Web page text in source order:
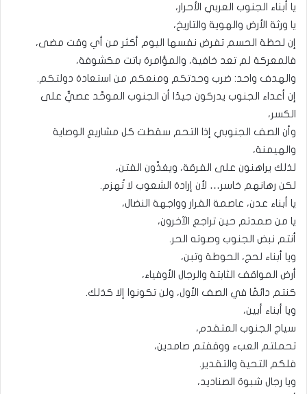
يا أبناء الجنوب العربي الأحرار،
يا ورثة الأرض والهوية والتاريخ،
إن لحظة الحسم تفرض نفسها اليوم أكثر من أي وقت مضى،
فالمعركة لم تعد خافية، والمؤامرة باتت مكشوفة،
والهدف واحد: ضرب وحدتكم ومنعكم من استعادة دولتكم.
إن أعداء الجنوب يدركون جيدًا أن الجنوب الموحَّد عصيٌّ على
الكسر،
وأن الصف الجنوبي إذا التحم سقطت كل مشاريع الوصاية
والهيمنة،
لذلك يراهنون على الفرقة، ويغذّون الفتن،
لكن رهانهم خاسر… لأن إرادة الشعوب لا تُهزم.
يا أبناء عدن، عاصمة القرار وواجهة النضال،
يا من صمدتم حين تراجع الآخرون،
أنتم نبض الجنوب وصوته الحر.
ويا أبناء لحج، الحوطة وتبن،
أرض المواقف الثابتة والرجال الأوفياء،
كنتم دائمًا في الصف الأول، ولن تكونوا إلا كذلك.
ويا أبناء أبين،
سياج الجنوب المتقدم،
تحملتم العبء ووقفتم صامدين،
فلكم التحية والتقدير.
ويا رجال شبوة الصناديد،